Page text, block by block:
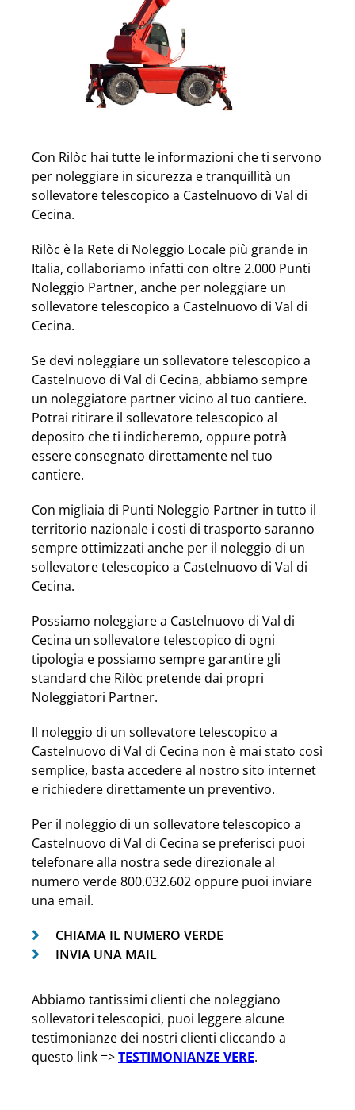
Con Rilòc hai tutte le informazioni che ti servono
per noleggiare in sicurezza e tranquillità un
sollevatore telescopico a Castelnuovo di Val di
Cecina.
Rilòc è la Rete di Noleggio Locale più grande in
Italia, collaboriamo infatti con oltre 2.000 Punti
Noleggio Partner, anche per noleggiare un
sollevatore telescopico a Castelnuovo di Val di
Cecina.
Se devi noleggiare un sollevatore telescopico a
Castelnuovo di Val di Cecina, abbiamo sempre
un noleggiatore partner vicino al tuo cantiere.
Potrai ritirare il sollevatore telescopico al
deposito che ti indicheremo, oppure potrà
essere consegnato direttamente nel tuo
cantiere.
Con migliaia di Punti Noleggio Partner in tutto il
territorio nazionale i costi di trasporto saranno
sempre ottimizzati anche per il noleggio di un
sollevatore telescopico a Castelnuovo di Val di
Cecina.
Possiamo noleggiare a Castelnuovo di Val di
Cecina un sollevatore telescopico di ogni
tipologia e possiamo sempre garantire gli
standard che Rilòc pretende dai propri
Noleggiatori Partner.
Il noleggio di un sollevatore telescopico a
Castelnuovo di Val di Cecina non è mai stato così
semplice, basta accedere al nostro sito internet
e richiedere direttamente un preventivo.
Per il noleggio di un sollevatore telescopico a
Castelnuovo di Val di Cecina se preferisci puoi
telefonare alla nostra sede direzionale al
numero verde 800.032.602 oppure puoi inviare
una email.
CHIAMA IL NUMERO VERDE
INVIA UNA MAIL
Abbiamo tantissimi clienti che noleggiano
sollevatori telescopici, puoi leggere alcune
testimonianze dei nostri clienti cliccando a
questo link =>TESTIMONIANZE VERE.